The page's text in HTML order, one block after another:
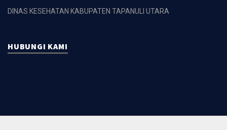
DINAS KESEHATAN KABUPATEN TAPANULI UTARA
HUBUNGI KAMI